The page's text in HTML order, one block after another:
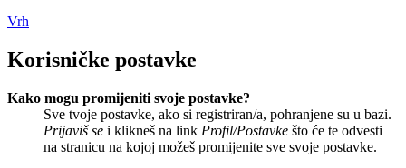
Vrh
Korisničke postavke
Kako mogu promijeniti svoje postavke?
Sve tvoje postavke, ako si registriran/a, pohranjene su u bazi.
Prijaviš se i klikneš na link Profil/Postavke što će te odvesti
na stranicu na kojoj možeš promijenite sve svoje postavke.